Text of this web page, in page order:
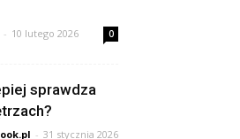
- 10 lutego 2026 0
sprawdza
- 31 stycznia 2026